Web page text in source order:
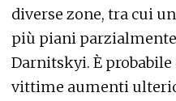
diverse zone, tra cui
più piani
Darnitskyi. È
vittime aumenti